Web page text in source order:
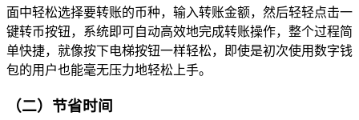
面中轻松选择要转账的币种，输入转账金额，然后轻轻点击一
键转币按钮，系统即可自动高效地完成转账操作，整个过程简
单快捷，就像按下电梯按钮一样轻松，即使是初次使用数字钱
包的用户也能毫无压力地轻松上手。
（二）节省时间